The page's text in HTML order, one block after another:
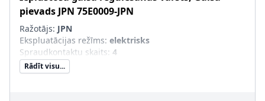
pievads JPN 75E0009-JPN
Ražotājs: JPN
Ekspluatācijas režīms: elektrisks
Spraudkontaktu skaits: 4
Rādīt visu...